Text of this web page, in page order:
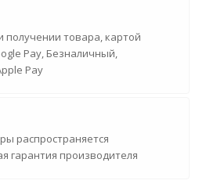
получении товара, картой
Pay, Безналичный,
Pay
распространяется
гарантия производителя